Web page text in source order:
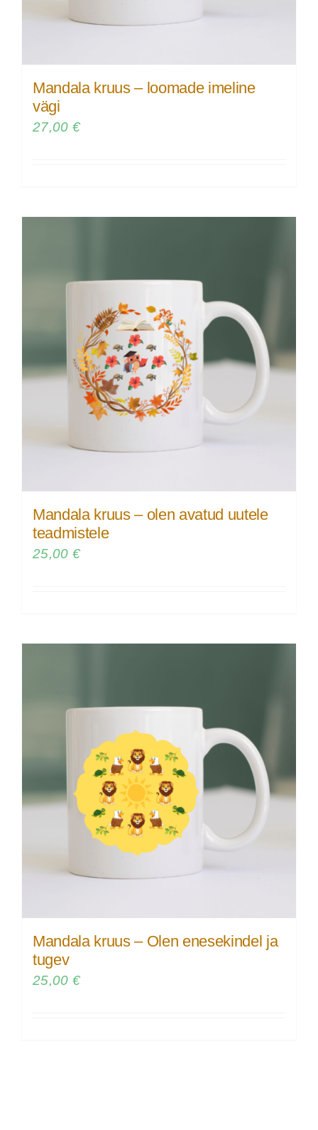
Mandala kruus – loomade imeline
vägi
27,00 €
Mandala kruus – olen avatud uutele
teadmistele
25,00 €
Mandala kruus – Olen enesekindel ja
tugev
25,00 €